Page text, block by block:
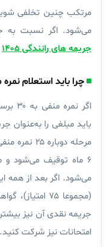
مرتکب چنین تخلفی
می‌شود. اگر نسبت به
جریمه های رانندگی ۱۴۰۵
چرا باید استعلام
اگر نمره منفی به ۳۰ برسد، علاوه بر
باید مبلغی را به‌عنوان
۶ ماه توقیف می‌شود و
(مجموعا ۷۵ امتیاز)، گواهینامه
جریمه نقدیآن نیز
امتحانات نیز شرکت کنید.